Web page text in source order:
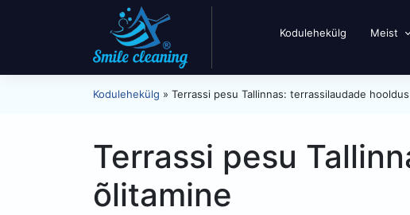
Kodulehekülg Meist
Kodulehekülg » Terrassi pesu Tallinnas: terrassilaudade
Terrassi pesu
õlitamine